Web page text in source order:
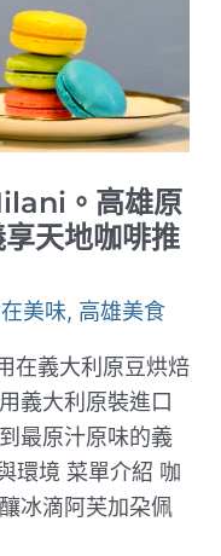
。高雄原
天地咖啡推
美味, 高雄美食
在義大利原豆烘焙
義大利原裝進口
最原汁原味的義
環境 菜單介紹 咖
冰滴阿芙加朶佩